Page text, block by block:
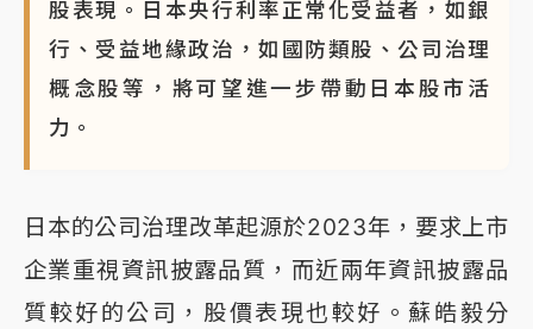
股表現。日本央行利率正常化受益者，如銀
行、受益地緣政治，如國防類股、公司治理
概念股等，將可望進一步帶動日本股市活
力。
日本的公司治理改革起源於2023年，要求上市
企業重視資訊披露品質，而近兩年資訊披露品
質較好的公司，股價表現也較好。蘇皓毅分